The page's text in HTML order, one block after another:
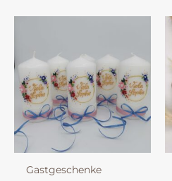
Gastgeschenke